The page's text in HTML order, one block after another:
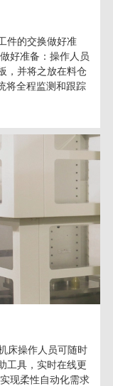
件的交换做好准
好准备：操作人员
，并将之放在料仓
将全程监测和跟踪
床操作人员可随时
工具，实时在线更
现柔性自动化需求